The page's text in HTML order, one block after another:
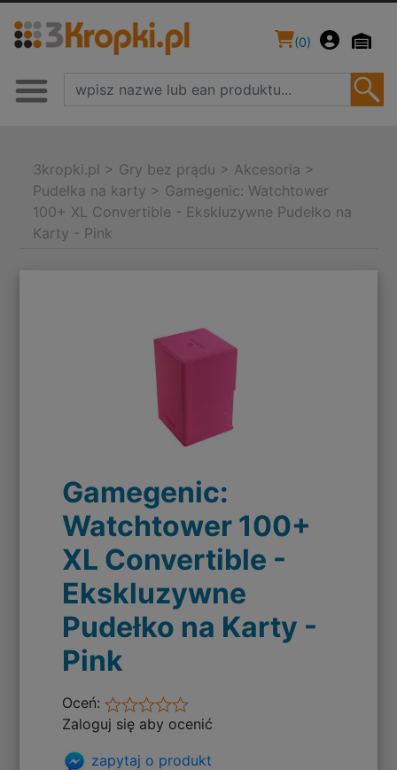
(0)
3kropki.pl > Gry bez prądu > Akcesoria >
Pudełka na karty > Gamegenic: Watchtower
100+ XL Convertible - Ekskluzywne Pudełko na
Karty - Pink
Gamegenic:
Watchtower 100+
XL Convertible -
Ekskluzywne
Pudełko na Karty -
Pink
Oceń:
Zaloguj się aby ocenić
zapytaj o produkt